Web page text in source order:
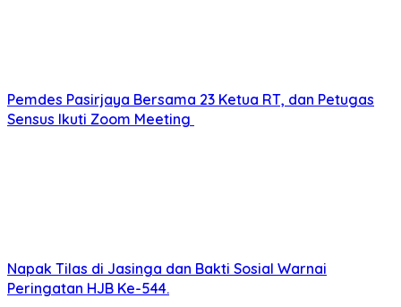
Pemdes Pasirjaya Bersama 23 Ketua RT, dan Petugas
Sensus Ikuti Zoom Meeting
Napak Tilas di Jasinga dan Bakti Sosial Warnai
Peringatan HJB Ke-544.